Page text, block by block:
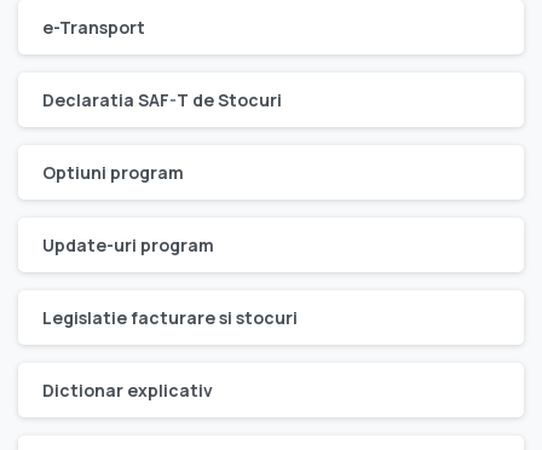
e-Transport
Declaratia SAF-T de Stocuri
Optiuni program
Update-uri program
Legislatie facturare si stocuri
Dictionar explicativ